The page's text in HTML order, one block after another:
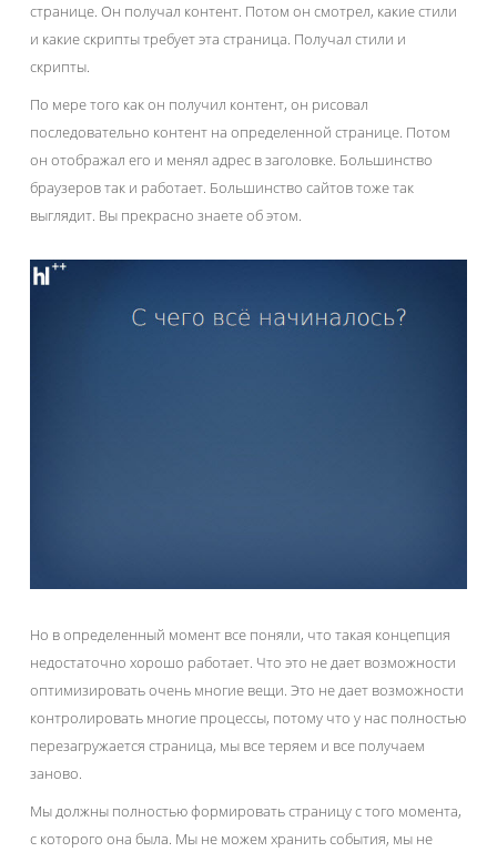
странице. Он получал контент. Потом он смотрел, какие стили
и какие скрипты требует эта страница. Получал стили и
скрипты.
По мере того как он получил контент, он рисовал
последовательно контент на определенной странице. Потом
он отображал его и менял адрес в заголовке. Большинство
браузеров так и работает. Большинство сайтов тоже так
выглядит. Вы прекрасно знаете об этом.
Но в определенный момент все поняли, что такая концепция
недостаточно хорошо работает. Что это не дает возможности
оптимизировать очень многие вещи. Это не дает возможности
контролировать многие процессы, потому что у нас полностью
перезагружается страница, мы все теряем и все получаем
заново.
Мы должны полностью формировать страницу с того момента,
с которого она была. Мы не можем хранить события, мы не